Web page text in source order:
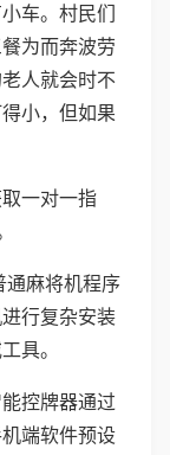
车。村民们
为而奔波劳
人就会时不
小，但如果
一对一指
通麻将机程序
行复杂安装
具。
控牌器通过
端软件预设